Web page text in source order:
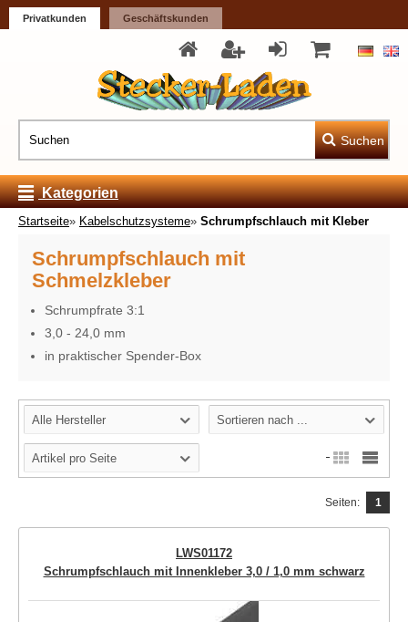
Privatkunden Geschäftskunden
Suchen
Kategorien
Startseite» Kabelschutzsysteme» Schrumpfschlauch mit Kleber
Schrumpfschlauch mit
Schmelzkleber
Schrumpfrate 3:1
3,0 - 24,0 mm
in praktischer Spender-Box
Alle Hersteller Sortieren nach ...
Artikel pro Seite
Seiten: 1
LWS01172
Schrumpfschlauch mit Innenkleber 3,0 / 1,0 mm schwarz